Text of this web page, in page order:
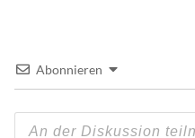
Abonnieren